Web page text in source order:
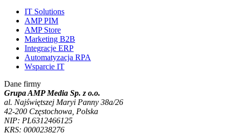
IT Solutions
AMP PIM
AMP Store
Marketing B2B
Integracje ERP
Automatyzacja RPA
Wsparcie IT
Dane firmy
Grupa AMP Media Sp. z o.o.
al. Najświętszej Maryi Panny 38a/26
42-200 Częstochowa, Polska
NIP: PL6312466125
KRS: 0000238276